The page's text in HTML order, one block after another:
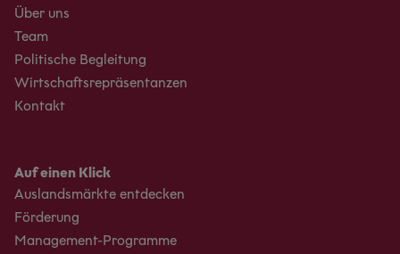
Über uns
Team
Politische Begleitung
Wirtschaftsrepräsentanzen
Kontakt
Auf einen Klick
Auslandsmärkte entdecken
Förderung
Management-Programme